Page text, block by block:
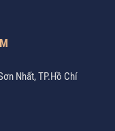
Nhất, TP.Hồ Chí